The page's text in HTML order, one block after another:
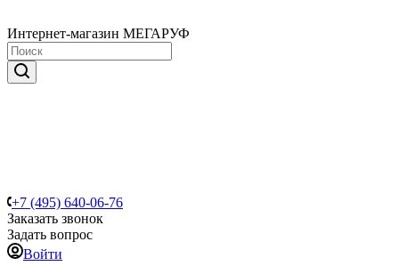
Интернет-магазин МЕГАРУФ
+7 (495) 640-06-76
Заказать звонок
Задать вопрос
Войти